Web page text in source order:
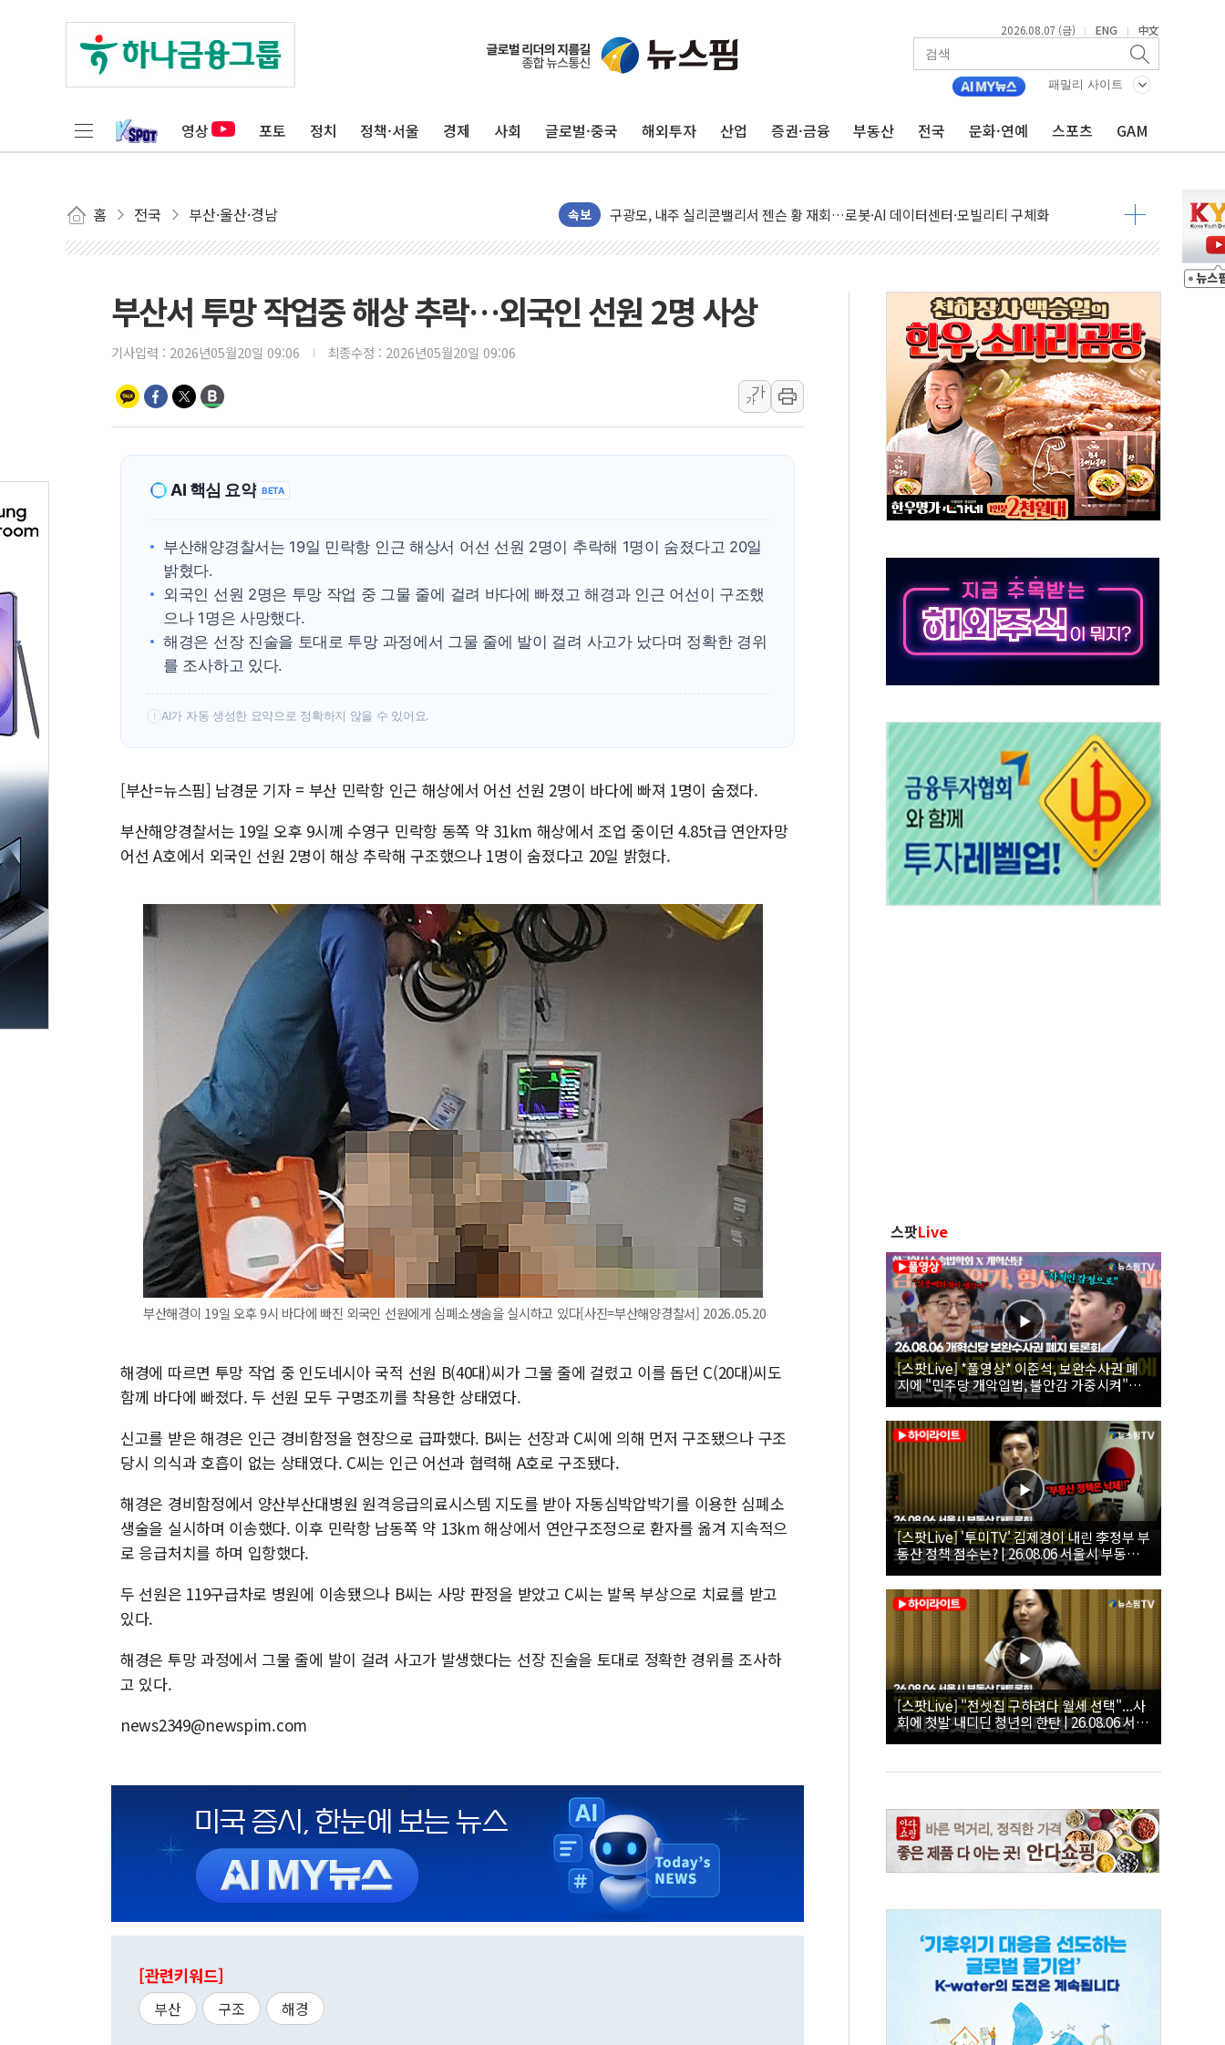
2026.08.07 (금) | ENG | 中文
패밀리 사이트
영상 포토 정치 정책·서울 경제 사회 글로벌·중국 해외투자 산업 증권·금융 부동산 전국 문화·연예 스포츠 GAM
홈 전국 부산·울산·경남 속보
유럽증시, 견조한 실적 소화하며 대부분 상승… "2분기 기업 순이익 21% 증가" 전망
리투아니아 국방 "러, 우크라 드론으로 나토 회원국 공격 검토… 거짓 깃발 작전"
뉴욕증시 개장 전 특징주...모더나·아이온큐·도어대시↑ VS 샌디스크·피그마·앱러빈↓
김정관 장관 "영업이익 N% 성과급 반대…상법·자본시장법 개정 논의"
청와대, 북한 단거리 탄도미사일 발사에 긴급 안보 점검회의
금값 7주 만에 최고…美 고용 둔화·호르무즈 재개방 기대에 강세
[인도증시] 중동 긴장 완화에 실적 호조까지, 상승...호실적 보고 기업 상승세 뚜렷
러, 1인칭시점 드론으로 우크라 민간인 '사파리' 공격… 시민들 공포감 극대화 전략
[베트남 증시] 지수 하락 속 'DGC' 임시 주총 기대감에 홀로 상한가…마진 잔액은 사상 최고
'월가의 황제' 다이먼 "금융시장 레버리지 위험수위…숨은 차입이 더 큰 변수"
양주 섬유염색공장서 화재 1명 중상…대응 1단계 진압 중
김정관 산업부 장관 "주 52시간 손봐야, 경쟁상대 中과 비교해야"
해군 1함대 창설 80주년…지역과 함께하는 '선봉'의 대민 봉사
[3보] 북, 원산서 동해로 단거리 탄도미사일 1발 발사… 올해 10번째·42일 만 도발
동해해경, 독도 해상서 부유물 감긴 어선 구조
주한미군 "오산기지 누출, 백린 아닌 무해한 표면 부식 물질"
구미 폐염산처리업체서 불 2시간30여분만에 진화...외국인 노동자 숨져
부산서 투망 작업중 해상 추락…외국인 선원 2명 사상
기사입력 : 2026년05월20일 09:06 최종수정 : 2026년05월20일 09:06
가
가
AI 핵심 요약 BETA
부산해양경찰서는 19일 민락항 인근 해상서 어선 선원 2명이 추락해 1명이 숨졌다고 20일
밝혔다.
외국인 선원 2명은 투망 작업 중 그물 줄에 걸려 바다에 빠졌고 해경과 인근 어선이 구조했
으나 1명은 사망했다.
해경은 선장 진술을 토대로 투망 과정에서 그물 줄에 발이 걸려 사고가 났다며 정확한 경위
를 조사하고 있다.
! AI가 자동 생성한 요약으로 정확하지 않을 수 있어요.
[부산=뉴스핌] 남경문 기자 = 부산 민락항 인근 해상에서 어선 선원 2명이 바다에 빠져 1명이 숨졌다.
부산해양경찰서는 19일 오후 9시께 수영구 민락항 동쪽 약 31km 해상에서 조업 중이던 4.85t급 연안자망
어선 A호에서 외국인 선원 2명이 해상 추락해 구조했으나 1명이 숨졌다고 20일 밝혔다.
부산해경이 19일 오후 9시 바다에 빠진 외국인 선원에게 심폐소생술을 실시하고 있다[사진=부산해양경찰서] 2026.05.20
해경에 따르면 투망 작업 중 인도네시아 국적 선원 B(40대)씨가 그물 줄에 걸렸고 이를 돕던 C(20대)씨도
함께 바다에 빠졌다. 두 선원 모두 구명조끼를 착용한 상태였다.
신고를 받은 해경은 인근 경비함정을 현장으로 급파했다. B씨는 선장과 C씨에 의해 먼저 구조됐으나 구조
당시 의식과 호흡이 없는 상태였다. C씨는 인근 어선과 협력해 A호로 구조됐다.
해경은 경비함정에서 양산부산대병원 원격응급의료시스템 지도를 받아 자동심박압박기를 이용한 심폐소
생술을 실시하며 이송했다. 이후 민락항 남동쪽 약 13km 해상에서 연안구조정으로 환자를 옮겨 지속적으
로 응급처치를 하며 입항했다.
두 선원은 119구급차로 병원에 이송됐으나 B씨는 사망 판정을 받았고 C씨는 발목 부상으로 치료를 받고
있다.
해경은 투망 과정에서 그물 줄에 발이 걸려 사고가 발생했다는 선장 진술을 토대로 정확한 경위를 조사하
고 있다.
news2349@newspim.com
[관련키워드]
부산 구조 해경
스팟Live
[스팟Live] *풀영상* 이준석, 보완수사권 폐
지에 "민주당 개악입법, 불안감 가중시켜"｜
26.08.06 개혁신당 보완수사권 폐지 토론회
[스팟Live] '투미TV' 김제경이 내린 李정부 부
동산 정책 점수는? | 26.08.06 서울시 부동산
대토론회
[스팟Live] "전셋집 구하려다 월세 선택"...사
회에 첫발 내디딘 청년의 한탄 | 26.08.06 서울
시 부동산 대토론회